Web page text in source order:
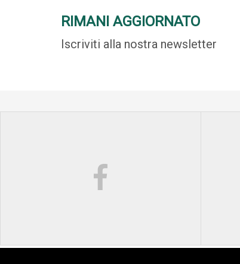
RIMANI AGGIORNATO
Iscriviti alla nostra newsletter